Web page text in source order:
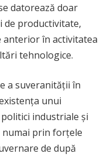
datorează doar
de productivitate,
anterior în activitatea
tehnologice.
a suveranității în
unui
industriale și
prin forțele
de după